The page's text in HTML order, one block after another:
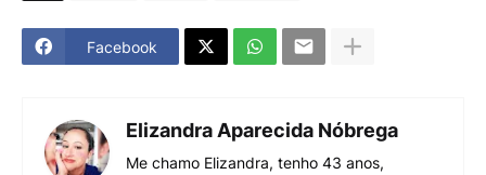
Facebook
Elizandra Aparecida Nóbrega
Me chamo Elizandra, tenho 43 anos,